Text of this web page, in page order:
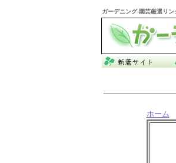
ガーデニング-園芸厳選リ
ホーム